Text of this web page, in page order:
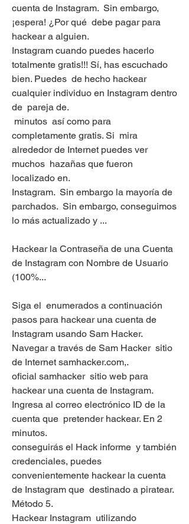
cuenta de Instagram.  Sin embargo,
¡espera! ¿Por qué  debe pagar para
hackear a alguien.
Instagram cuando puedes hacerlo
totalmente gratis!!! Sí, has escuchado
bien. Puedes  de hecho hackear
cualquier individuo en Instagram dentro
de  pareja de.
completamente gratis. Si  mira
alrededor de Internet puedes ver
muchos  hazañas que fueron
localizado en.
Instagram.  Sin embargo la mayoría de
parchados.  Sin embargo, conseguimos
lo más actualizado y ...
Hackear la Contraseña de una Cuenta
de Instagram con Nombre de Usuario
(100%...
Siga el  enumerados a continuación
pasos para hackear una cuenta de
Instagram usando Sam Hacker.
Navegar a través de Sam Hacker  sitio
de Internet samhacker.com,.
oficial samhacker  sitio web para
hackear una cuenta de Instagram.
Ingresa al correo electrónico ID de la
cuenta que  pretender hackear. En 2
minutos.
conseguirás el Hack informe  y también
credenciales, puedes
convenientemente hackear la cuenta
de Instagram que  destinado a piratear.
Método 5.
Hackear Instagram  utilizando